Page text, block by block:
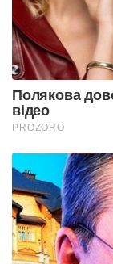
Полякова
відео
PROZORO